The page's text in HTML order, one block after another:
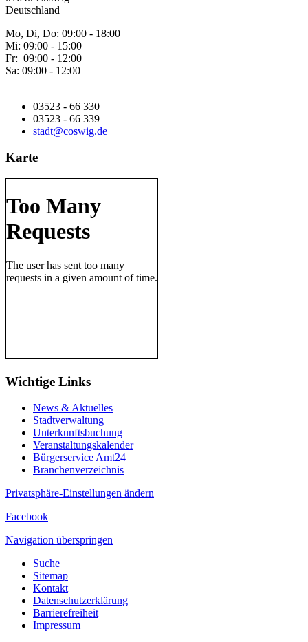
Deutschland
Mo, Di, Do: 09:00 - 18:00
Mi: 09:00 - 15:00
Fr: 09:00 - 12:00
Sa: 09:00 - 12:00
03523 - 66 330
03523 - 66 339
stadt@coswig.de
Karte
Wichtige Links
News & Aktuelles
Stadtverwaltung
Unterkunftsbuchung
Veranstaltungskalender
Bürgerservice Amt24
Branchenverzeichnis
Privatsphäre-Einstellungen ändern
Facebook
Navigation überspringen
Suche
Sitemap
Kontakt
Datenschutzerklärung
Barrierefreiheit
Impressum